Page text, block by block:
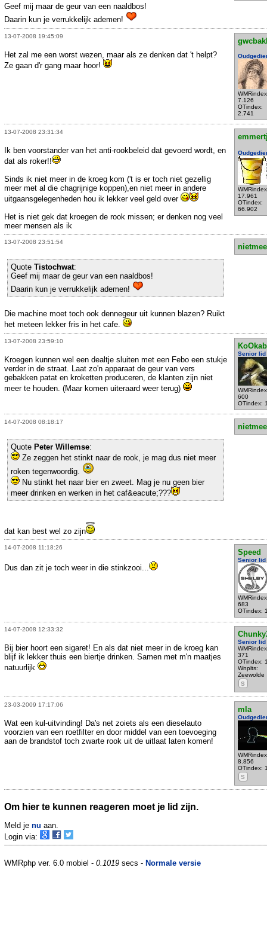
Geef mij maar de geur van een naaldbos!
Daarin kun je verrukkelijk ademen!
13-07-2008 19:45:09
7.126
OTindex:
2.741
Het zal me een worst wezen, maar als ze denken dat 't helpt?
Ze gaan d'r gang maar hoor!
13-07-2008 23:31:34
17.961
OTindex:
66.902
Ik ben voorstander van het anti-rookbeleid dat gevoerd wordt, en
dat als roker!!
Sinds ik niet meer in de kroeg kom ('t is er toch niet gezellig
meer met al die chagrijnige koppen),en niet meer in andere
uitgaansgelegenheden hou ik lekker veel geld over
Het is niet gek dat kroegen de rook missen; er denken nog veel
meer mensen als ik
13-07-2008 23:51:54
Quote Tistochwat:
Geef mij maar de geur van een naaldbos!
Daarin kun je verrukkelijk ademen!
Die machine moet toch ook dennegeur uit kunnen blazen? Ruikt
het meteen lekker fris in het cafe.
13-07-2008 23:59:10
Senior lid
600
OTindex:
Kroegen kunnen wel een dealtje sluiten met een Febo een stukje
verder in de straat. Laat zo'n apparaat de geur van vers
gebakken patat en kroketten produceren, de klanten zijn niet
meer te houden. (Maar komen uiteraard weer terug)
14-07-2008 08:18:17
Quote Peter Willemse:
Ze zeggen het stinkt naar de rook, je mag dus niet meer
roken tegenwoordig.
Nu stinkt het naar bier en zweet. Mag je nu geen bier
meer drinken en werken in het caf&eacute;???
dat kan best wel zo zijn
14-07-2008 11:18:26
Speed
Senior lid
683
OTindex:
Dus dan zit je toch weer in die stinkzooi...
14-07-2008 12:33:32
Senior lid
371
OTindex:
Wnplts:
Zeewolde
S
Bij bier hoort een sigaret! En als dat niet meer in de kroeg kan
blijf ik lekker thuis een biertje drinken. Samen met m'n maatjes
natuurlijk
23-03-2009 17:17:06
mla
8.856
OTindex:
S
Wat een kul-uitvinding! Da's net zoiets als een dieselauto
voorzien van een roetfilter en door middel van een toevoeging
aan de brandstof toch zwarte rook uit de uitlaat laten komen!
Om hier te kunnen reageren moet je lid zijn.
Meld je nu aan.
Login via:
WMRphp ver. 6.0 mobiel - 0.1019 secs - Normale versie